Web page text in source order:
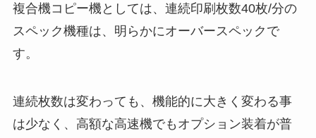
複合機コピー機としては、連続印刷枚数40枚/分の
スペック機種は、明らかにオーバースペックで
す。
連続枚数は変わっても、機能的に大きく変わる事
は少なく、高額な高速機でもオプション装着が普